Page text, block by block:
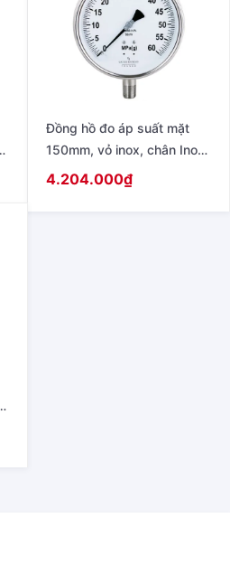
Đồng hồ đo áp suất mặt
150mm, vỏ inox, chân Inox,
chân đứng, không dầu,
4.204.000₫